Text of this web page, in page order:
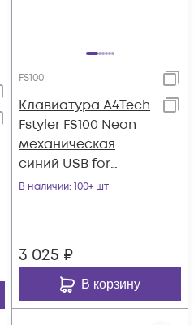
FS100
Клавиатура A4Tech
Fstyler FS100 Neon
механическая
синий USB for
gamer LED (FS100)
В наличии: 100+ шт
3 025 ₽
В корзину